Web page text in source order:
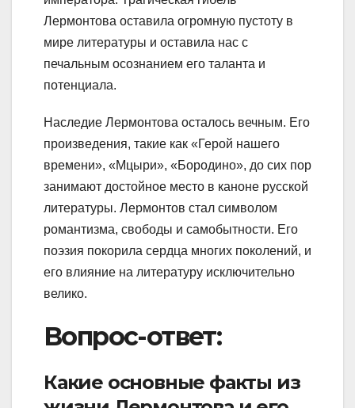
Лермонтова оставила огромную пустоту в
мире литературы и оставила нас с
печальным осознанием его таланта и
потенциала.
Наследие Лермонтова осталось вечным. Его
произведения, такие как «Герой нашего
времени», «Мцыри», «Бородино», до сих пор
занимают достойное место в каноне русской
литературы. Лермонтов стал символом
романтизма, свободы и самобытности. Его
поэзия покорила сердца многих поколений, и
его влияние на литературу исключительно
велико.
Вопрос-ответ:
Какие основные факты из